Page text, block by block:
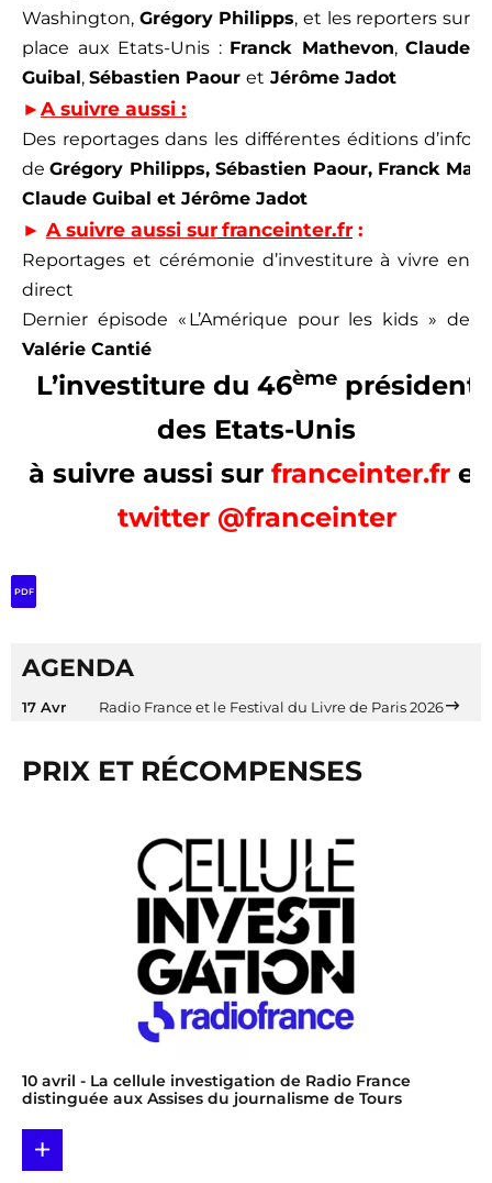
Washington, Grégory Philipps, et les reporters sur
place aux Etats-Unis : Franck Mathevon,Claude
Guibal, Sébastien Paour et Jérôme Jadot
►A suivre aussi :
Des reportages dans les différentes éditions
deGrégory Philipps, Sébastien Paour, Franck
Claude Guibal et Jérôme Jadot
► A suivre aussi surfranceinter.fr :
Reportages et cérémonie d’investiture à vivre en
direct
Dernier épisode « L’Amérique pour les kids » de
Valérie Cantié
L’investiture du 46èmeprésident
des Etats-Unis
à suivre aussi sur franceinter.fr et
twitter @franceinter
PDF
AGENDA
17 Avr Radio France et le Festival du Livre de Paris 2026
PRIX ET RÉCOMPENSES
10 avril - La cellule investigation de Radio France
distinguée aux Assises du journalisme de Tours
+